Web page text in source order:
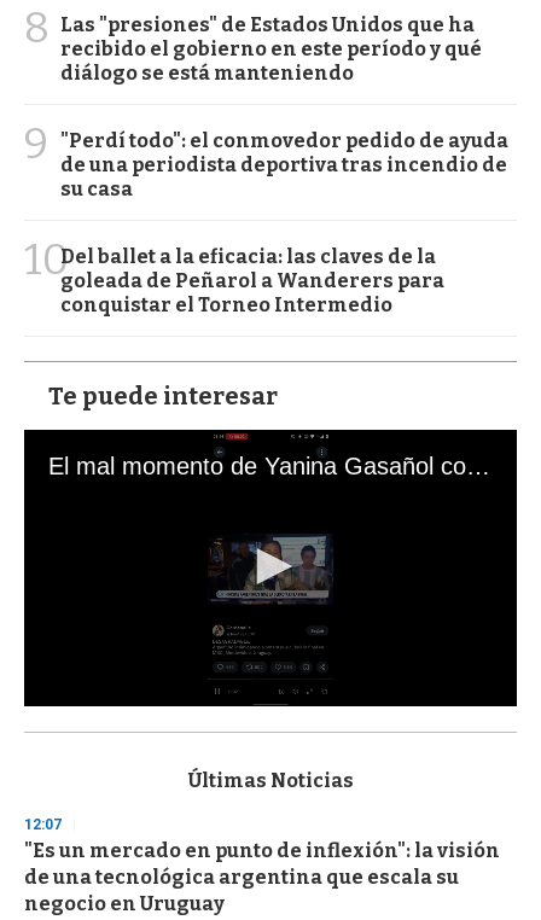
8
Las "presiones" de Estados Unidos que ha
recibido el gobierno en este período y qué
diálogo se está manteniendo
9
"Perdí todo": el conmovedor pedido de ayuda
de una periodista deportiva tras incendio de
su casa
10Del ballet a la eficacia: las claves de la
goleada de Peñarol a Wanderers para
conquistar el Torneo Intermedio
Te puede interesar
El mal momento de Yanina Gasañol con un hincha argentino en "Subrayado"
s
d
s
o
f
3
Últimas Noticias
12:07
"Es un mercado en punto de inflexión": la visión
de una tecnológica argentina que escala su
negocio en Uruguay